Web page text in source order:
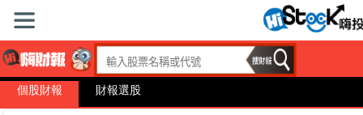
個股財報 財報選股